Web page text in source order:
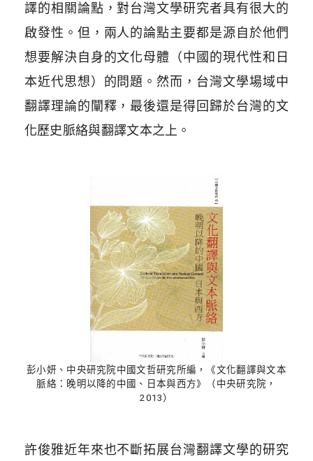
譯的相關論點，對台灣文學研究者具有很大的
啟發性。但，兩人的論點主要都是源自於他們
想要解決自身的文化母體（中國的現代性和日
本近代思想）的問題。然而，台灣文學場域中
翻譯理論的闡釋，最後還是得回歸於台灣的文
化歷史脈絡與翻譯文本之上。
彭小妍、中央研究院中國文哲研究所編，《文化翻譯與文本
脈絡：晚明以降的中國、日本與西方》（中央研究院，
2013）
許俊雅近年來也不斷拓展台灣翻譯文學的研究